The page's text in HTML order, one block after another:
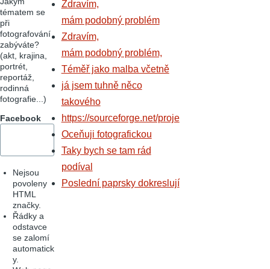
tématem se
při
fotografování
zabýváte?
(akt, krajina,
portrét,
reportáž,
rodinná
fotografie...)
Facebook
Nejsou
povoleny
HTML
značky.
Řádky a
odstavce
se zalomí
automatick
y.
Zdravím,
mám podobný problém
Zdravím,
mám podobný problém,
Téměř jako malba včetně
já jsem tuhně něco
takového
https://sourceforge.net/proje
Oceňuji fotografickou
Taky bych se tam rád
podíval
Poslední paprsky dokreslují